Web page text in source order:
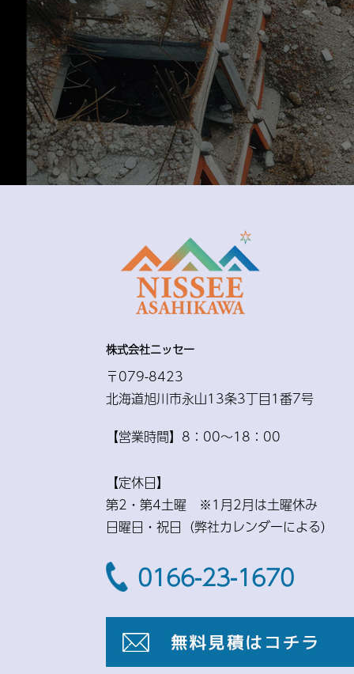
株式会社ニッセー
〒079-8423
北海道旭川市永山13条3丁目1番7号
【営業時間】8：00〜18：00
【定休日】
第2・第4土曜 ※1月2月は土曜休み
日曜日・祝日（弊社カレンダーによる）
0166-23-1670